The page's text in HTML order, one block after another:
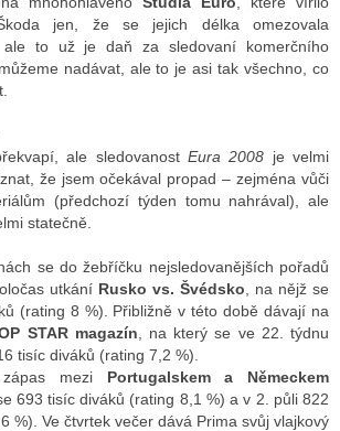
jen, že se jejich délka omezovala
ale to už je daň za sledovaní komerčního
nadávat, ale to je asi tak všechno, co
ale sledovanost Eura 2008 je velmi
že jsem očekával propad – zejména vůči
(předchozí týden tomu nahrával), ale
statečně.
se do žebříčku nejsledovanějších pořadů
utkání Rusko vs. Švédsko , na nějž se
(rating 8 %). Přibližně v této době dávají na
STAR magazín , na který se ve 22. týdnu
tisíc diváků (rating 7,2 %).
zápas mezi Portugalskem a Německem
693 tisíc diváků (rating 8,1 %) a v 2. půli 822
%). Ve čtvrtek večer dává Prima svůj vlajkový